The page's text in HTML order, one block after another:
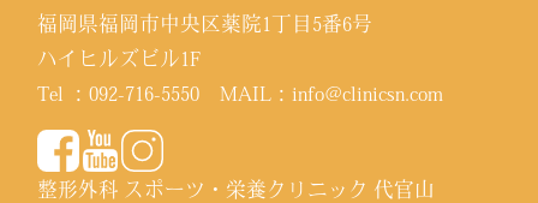
福岡県福岡市中央区薬院1丁目5番6号
ハイヒルズビル1F
Tel ：092-716-5550 MAIL：info@clinicsn.com
整形外科 スポーツ・栄養クリニック 代官山